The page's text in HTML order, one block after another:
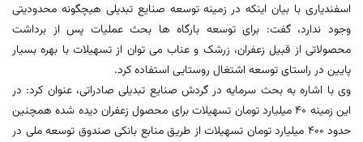
اسفندیاری با بیان اینکه در زمینه توسعه صنایع تبدیلی هیچگونه محدودیتی
وجود ندارد، گفت: برای توسعه بارگاه ها بحث عملیات پس از برداشت
محصولاتی از قبیل زعفران، زرشک و عناب می توان از تسهیلات با بهره بسیار
پایین در راستای توسعه اشتغال روستایی استفاده کرد.
وی با اشاره به بحث سرمایه در گردش صنایع تبدیلی صادراتی، عنوان کرد: در
این زمینه 40 میلیارد تومان تسهیلات برای محصول زعفران دیده شده همچنین
حدود 400 میلیارد تومان تسهیلات از طریق منابع بانکی صندوق توسعه ملی در